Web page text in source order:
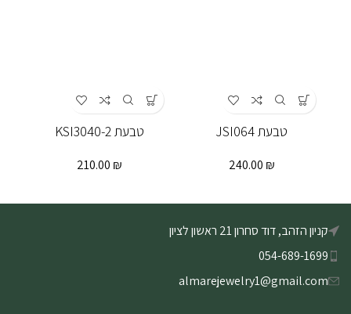
טבעת JSI064
240.00 ₪
טבעת KSI3040-2
210.00 ₪
קניון הזהב, דוד סחרון 21 ראשון לציון
054-689-1699
almarejewelry1@gmail.com